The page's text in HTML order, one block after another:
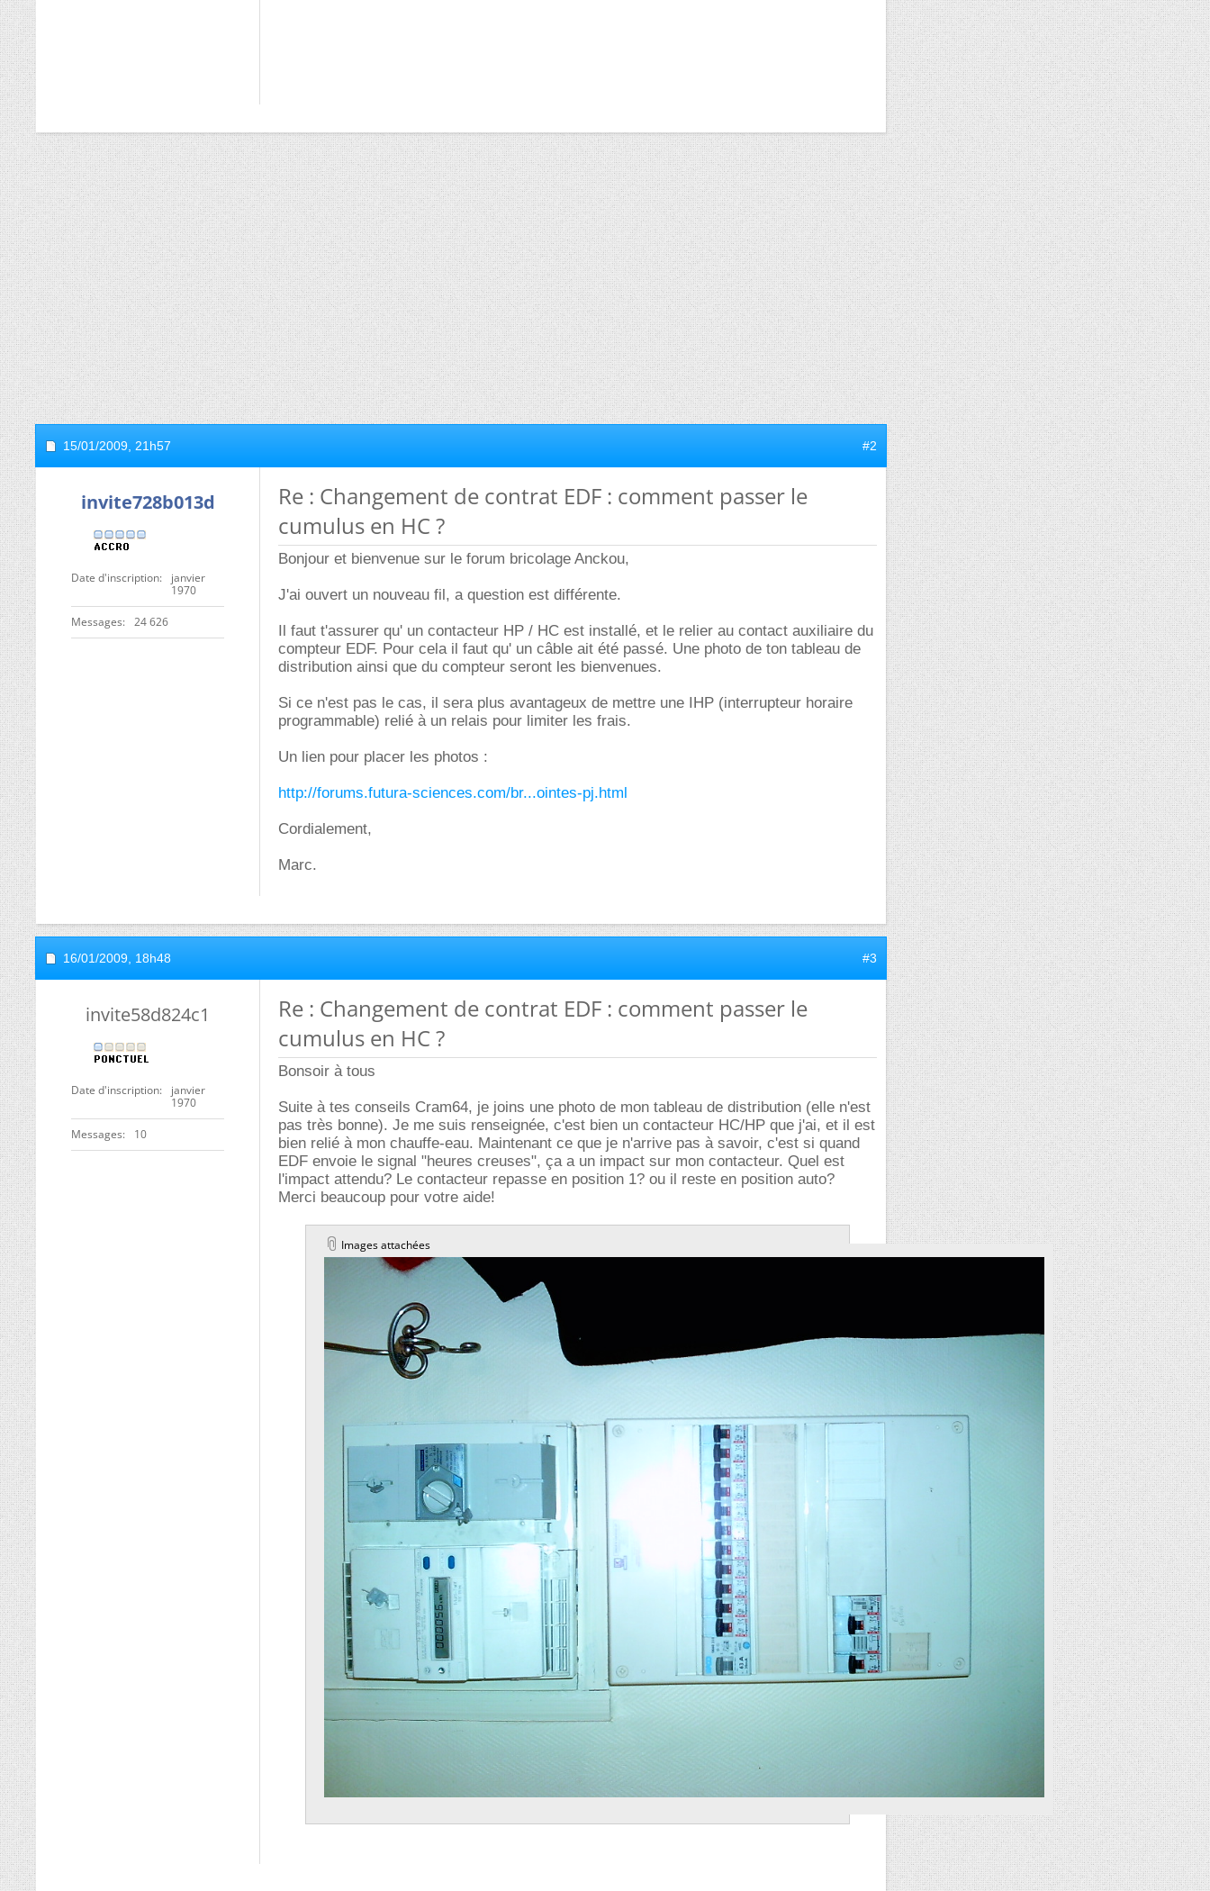
15/01/2009, 21h57 #2
invite728b013d
Date d'inscription
janvier
1970
Messages 24 626
Re : Changement de contrat EDF : comment passer le
cumulus en HC ?
Bonjour et bienvenue sur le forum bricolage Anckou,
J'ai ouvert un nouveau fil, a question est différente.
Il faut t'assurer qu' un contacteur HP / HC est installé, et le relier au contact auxiliaire du
compteur EDF. Pour cela il faut qu' un câble ait été passé. Une photo de ton tableau de
distribution ainsi que du compteur seront les bienvenues.
Si ce n'est pas le cas, il sera plus avantageux de mettre une IHP (interrupteur horaire
programmable) relié à un relais pour limiter les frais.
Un lien pour placer les photos :
http://forums.futura-sciences.com/br...ointes-pj.html
Cordialement,
Marc.
16/01/2009, 18h48 #3
invite58d824c1
Date d'inscription
janvier
1970
Messages 10
Re : Changement de contrat EDF : comment passer le
cumulus en HC ?
Bonsoir à tous
Suite à tes conseils Cram64, je joins une photo de mon tableau de distribution (elle n'est
pas très bonne). Je me suis renseignée, c'est bien un contacteur HC/HP que j'ai, et il est
bien relié à mon chauffe-eau. Maintenant ce que je n'arrive pas à savoir, c'est si quand
EDF envoie le signal "heures creuses", ça a un impact sur mon contacteur. Quel est
l'impact attendu? Le contacteur repasse en position 1? ou il reste en position auto?
Merci beaucoup pour votre aide!
Images attachées